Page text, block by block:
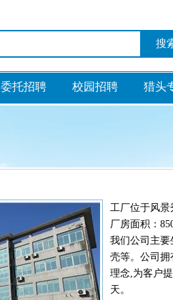
委托招聘 校园招聘 猎头
工厂位于风景
厂房面积：
我们公司主要
壳等。公司拥
理念,为客户
天。